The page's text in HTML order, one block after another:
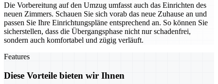
Die Vorbereitung auf den Umzug umfasst auch das Einrichten des
neuen Zimmers. Schauen Sie sich vorab das neue Zuhause an und
passen Sie Ihre Einrichtungspläne entsprechend an. So können Sie
sicherstellen, dass die Übergangsphase nicht nur schadenfrei,
sondern auch komfortabel und zügig verläuft.
Features
Diese Vorteile bieten wir Ihnen